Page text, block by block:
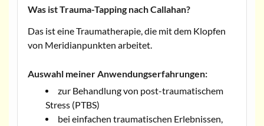
Was ist Trauma-Tapping nach Callahan?
Das ist eine Traumatherapie, die mit dem Klopfen
von Meridianpunkten arbeitet.
Auswahl meiner Anwendungserfahrungen:
zur Behandlung von post-traumatischem
Stress (PTBS)
bei einfachen traumatischen Erlebnissen,